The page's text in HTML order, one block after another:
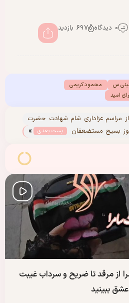
0 دیدگاه 697 بازدید
س
محمود کریمی
امید
مراسم عزاداری شام شهادت حضرت
حضور حضرت آیت‌الله خامنه‌ای
بسیج مستضعفان پست بعدی »
از مرقد تا ضریح و سرداب غیبت
عشق ببینید